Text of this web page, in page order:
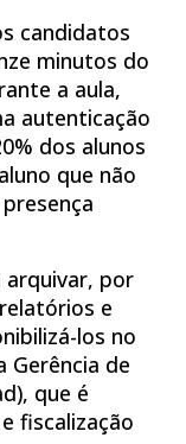
candidatos
minutos do
a aula,
autenticação
dos alunos
que não
arquivar, por
e
los no
Gerência de
que é
fiscalização